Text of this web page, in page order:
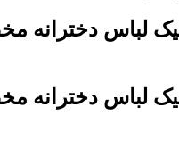
لباس دخترانه
لباس دخترانه